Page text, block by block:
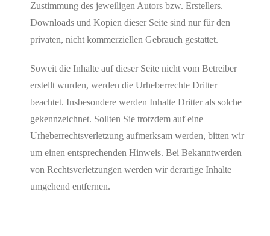
Zustimmung des jeweiligen Autors bzw. Erstellers.
Downloads und Kopien dieser Seite sind nur für den
privaten, nicht kommerziellen Gebrauch gestattet.
Soweit die Inhalte auf dieser Seite nicht vom Betreiber
erstellt wurden, werden die Urheberrechte Dritter
beachtet. Insbesondere werden Inhalte Dritter als solche
gekennzeichnet. Sollten Sie trotzdem auf eine
Urheberrechtsverletzung aufmerksam werden, bitten wir
um einen entsprechenden Hinweis. Bei Bekanntwerden
von Rechtsverletzungen werden wir derartige Inhalte
umgehend entfernen.